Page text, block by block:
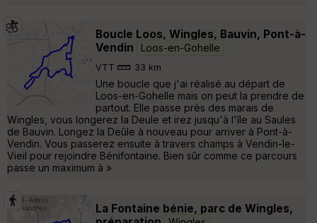
Boucle Loos, Wingles, Bauvin, Pont-à-
Vendin
Loos-en-Gohelle
VTT 33 km
Une boucle que j'ai réalisé au départ de
Loos-en-Gohelle mais on peut la prendre de
partout. Elle passe près des marais de
Wingles, vous longerez la Deule et irez jusqu'à l'île au Saules
de Bauvin. Longez la Deûle à nouveau pour arriver à Pont-à-
Vendin. Vous passerez ensuite à travers champs à Vendin-le-
Vieil pour rejoindre Bénifontaine. Bien sûr comme ce parcours
passe un maximum à »
La Fontaine bénie, parc de Wingles,